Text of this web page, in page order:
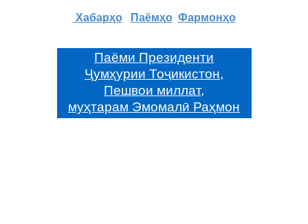
Хабарҳо Паёмҳо Фармонҳо
Паёми Президенти
Ҷумҳурии Тоҷикистон,
Пешвои миллат,
муҳтарам Эмомалӣ Раҳмон